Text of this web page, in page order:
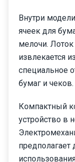
Внутри
ячеек для
мелочи.
извлекается
специальное
бумаг и чеков.
Компактный
устройство в